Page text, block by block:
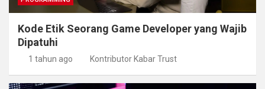
Kode Etik Seorang Game Developer yang Wajib
Dipatuhi
1 tahun ago Kontributor Kabar Trust